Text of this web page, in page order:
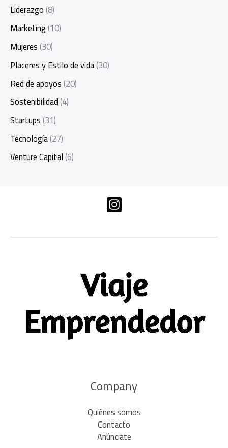
Liderazgo(8)
Marketing(10)
Mujeres(30)
Placeres y Estilo de vida(30)
Red de apoyos(20)
Sostenibilidad(4)
Startups(31)
Tecnología(27)
Venture Capital(6)
Company
Quiénes somos
Contacto
Anúnciate